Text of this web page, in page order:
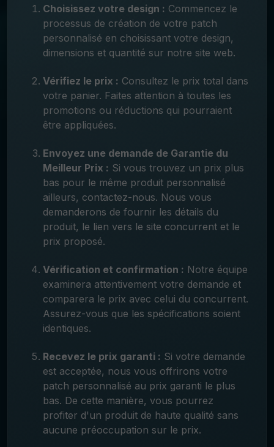
Choisissez votre design : Commencez le
processus de création de votre patch
personnalisé en choisissant votre design,
dimensions et quantité sur notre site web.
Vérifiez le prix : Consultez le prix total dans
votre panier. Faites attention à toutes les
promotions ou réductions qui pourraient
être appliquées.
Envoyez une demande de Garantie du
Meilleur Prix : Si vous trouvez un prix plus
bas pour le même produit personnalisé
ailleurs, contactez-nous. Nous vous
demanderons de fournir les détails du
produit, le lien vers le site concurrent et le
prix proposé.
Vérification et confirmation : Notre équipe
examinera attentivement votre demande et
comparera le prix avec celui du concurrent.
Assurez-vous que les spécifications soient
identiques.
Recevez le prix garanti : Si votre demande
est acceptée, nous vous offrirons votre
patch personnalisé au prix garanti le plus
bas. De cette manière, vous pourrez
profiter d'un produit de haute qualité sans
aucune préoccupation sur le prix.